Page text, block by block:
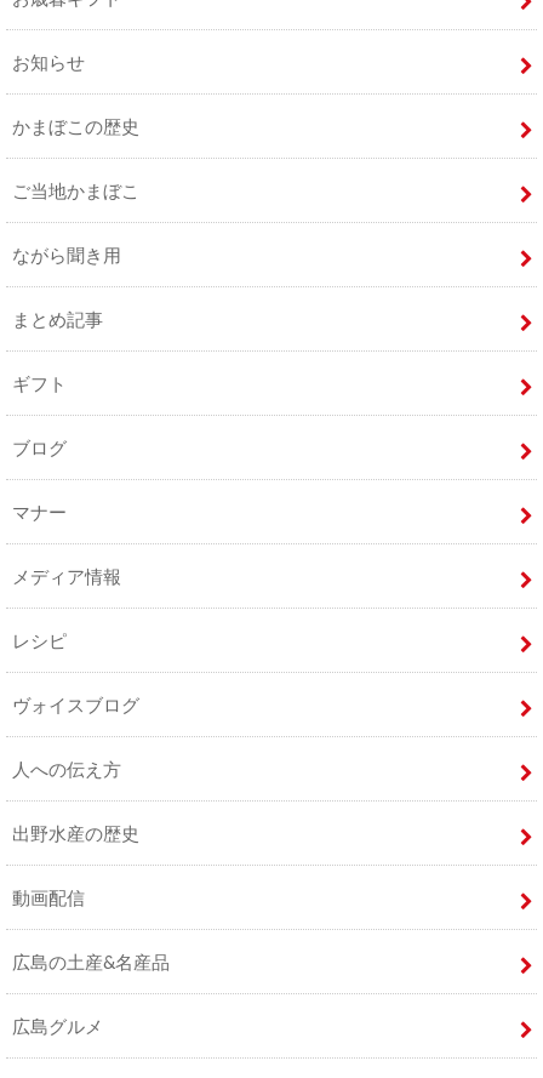
お知らせ
かまぼこの歴史
ご当地かまぼこ
ながら聞き用
まとめ記事
ギフト
ブログ
マナー
メディア情報
レシピ
ヴォイスブログ
人への伝え方
出野水産の歴史
動画配信
広島の土産&名産品
広島グルメ